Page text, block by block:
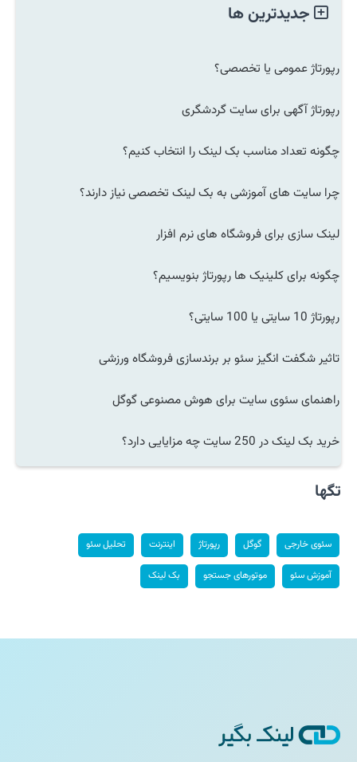
جدیدترین ها
رپورتاژ عمومی یا تخصصی؟
رپورتاژ آگهی برای سایت گردشگری
چگونه تعداد مناسب بک لینک را انتخاب کنیم؟
چرا سایت های آموزشی به بک لینک تخصصی نیاز دارند؟
لینک سازی برای فروشگاه های نرم افزار
چگونه برای کلینیک ها رپورتاژ بنویسیم؟
رپورتاژ 10 سایتی یا 100 سایتی؟
تاثیر شگفت انگیز سئو بر برندسازی فروشگاه ورزشی
راهنمای سئوی سایت برای هوش مصنوعی گوگل
خرید بک لینک در 250 سایت چه مزایایی دارد؟
تگها
سئوی خارجی گوگل رپورتاژ اینترنت تحلیل سئو
آموزش سئو موتورهای جستجو بک لینک